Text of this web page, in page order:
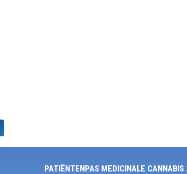
PATIËNTENPAS MEDICINALE